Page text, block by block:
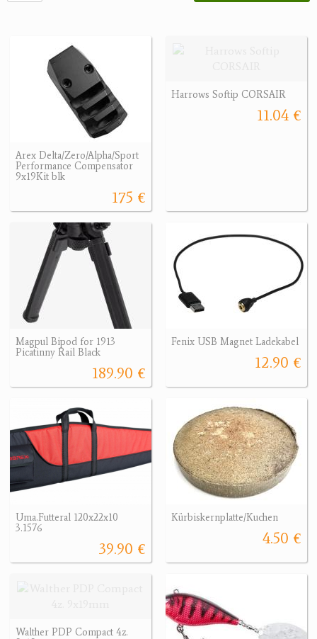
Arex Delta/Zero/Alpha/Sport
Performance Compensator
9x19Kit blk
175 €
Harrows Softip CORSAIR
11.04 €
Magpul Bipod for 1913
Picatinny Rail Black
189.90 €
Fenix USB Magnet Ladekabel
12.90 €
Uma.Futteral 120x22x10
3.1576
39.90 €
Kürbiskernplatte/Kuchen
4.50 €
Walther PDP Compact 4z.